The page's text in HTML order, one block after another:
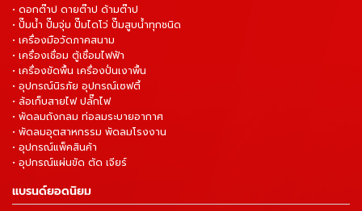
• ดอกต๊าป ดายต๊าป ด้ามต๊าป
• ปั๊มน้ำ ปั๊มจุ่ม ปั๊มไดโว่ ปั๊มสูบน้ำทุกชนิด
• เครื่องมือวัดภาคสนาม
• เครื่องเชื่อม ตู้เชื่อมไฟฟ้า
• เครื่องขัดพื้น เครื่องปั่นเงาพื้น
• อุปกรณ์นิรภัย อุปกรณ์เซฟตี้
• ล้อเก็บสายไฟ ปลั๊กไฟ
• พัดลมถังกลม ท่อลมระบายอากาศ
• พัดลมอุตสาหกรรม พัดลมโรงงาน
• อุปกรณ์แพ็คสินค้า
• อุปกรณ์แผ่นขัด ตัด เจียร์
แบรนด์ยอดนิยม